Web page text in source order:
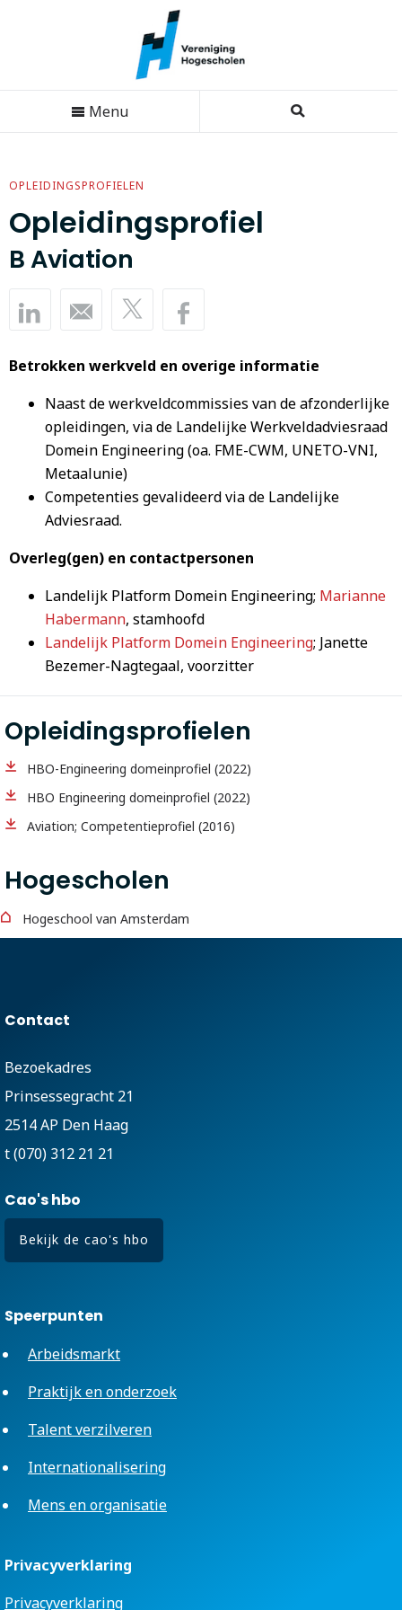
Menu
OPLEIDINGSPROFIELEN
Opleidingsprofiel
B Aviation
Betrokken werkveld en overige informatie
Naast de werkveldcommissies van de afzonderlijke
opleidingen, via de Landelijke Werkveldadviesraad
Domein Engineering (oa. FME-CWM, UNETO-VNI,
Metaalunie)
Competenties gevalideerd via de Landelijke
Adviesraad.
Overleg(gen) en contactpersonen
Landelijk Platform Domein Engineering; Marianne
Habermann, stamhoofd
Landelijk Platform Domein Engineering; Janette
Bezemer-Nagtegaal, voorzitter
Opleidingsprofielen
HBO-Engineering domeinprofiel (2022)
HBO Engineering domeinprofiel (2022)
Aviation; Competentieprofiel (2016)
Hogescholen
Hogeschool van Amsterdam
Contact
Bezoekadres
Prinsessegracht 21
2514 AP Den Haag
t (070) 312 21 21
Cao's hbo
Bekijk de cao's hbo
Speerpunten
Arbeidsmarkt
Praktijk en onderzoek
Talent verzilveren
Internationalisering
Mens en organisatie
Privacyverklaring
Privacyverklaring